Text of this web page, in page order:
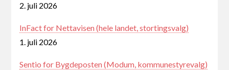
2. juli 2026
InFact for Nettavisen (hele landet, stortingsvalg)
1. juli 2026
Sentio for Bygdeposten (Modum, kommunestyrevalg)